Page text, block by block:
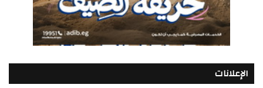
الإعلانات